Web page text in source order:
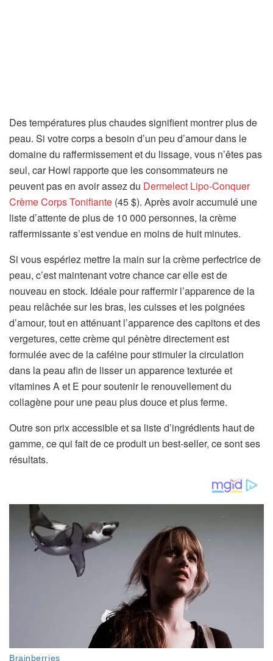
Des températures plus chaudes signifient montrer plus de
peau. Si votre corps a besoin d’un peu d’amour dans le
domaine du raffermissement et du lissage, vous n’êtes pas
seul, car Howl rapporte que les consommateurs ne
peuvent pas en avoir assez du Dermelect Lipo-Conquer
Crème Corps Tonifiante (45 $). Après avoir accumulé une
liste d’attente de plus de 10 000 personnes, la crème
raffermissante s’est vendue en moins de huit minutes.
Si vous espériez mettre la main sur la crème perfectrice de
peau, c’est maintenant votre chance car elle est de
nouveau en stock. Idéale pour raffermir l’apparence de la
peau relâchée sur les bras, les cuisses et les poignées
d’amour, tout en atténuant l’apparence des capitons et des
vergetures, cette crème qui pénètre directement est
formulée avec de la caféine pour stimuler la circulation
dans la peau afin de lisser un apparence texturée et
vitamines A et E pour soutenir le renouvellement du
collagène pour une peau plus douce et plus ferme.
Outre son prix accessible et sa liste d’ingrédients haut de
gamme, ce qui fait de ce produit un best-seller, ce sont ses
résultats.